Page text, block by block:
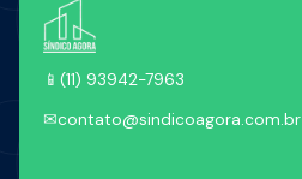
📱 (11) 93942-7963
✉contato@sindicoagora.com.br